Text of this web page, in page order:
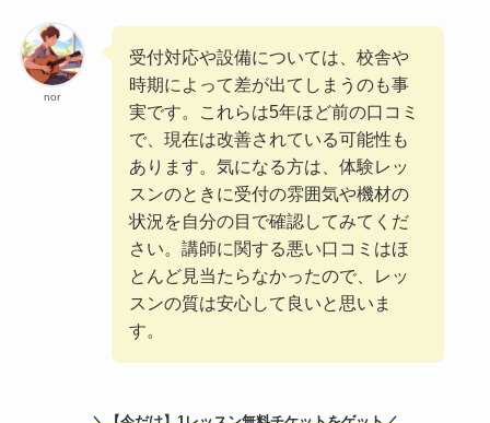
nor
受付対応や設備については、校舎や
時期によって差が出てしまうのも事
実です。これらは5年ほど前の口コミ
で、現在は改善されている可能性も
あります。気になる方は、体験レッ
スンのときに受付の雰囲気や機材の
状況を自分の目で確認してみてくだ
さい。講師に関する悪い口コミはほ
とんど見当たらなかったので、レッ
スンの質は安心して良いと思いま
す。